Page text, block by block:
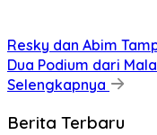
Resky dan Abim
Dua Podium dari
Selengkapnya
Berita Terbaru